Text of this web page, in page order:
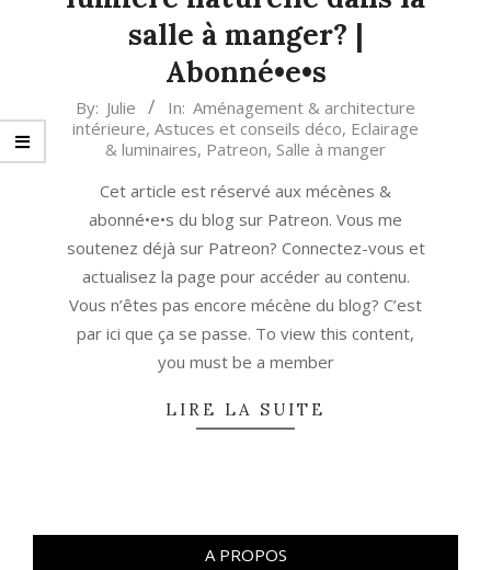
salle à manger? |
Abonné•e•s
2020-
12-
By: Julie In: Aménagement & architecture
intérieure, Astuces et conseils déco, Eclairage
& luminaires, Patreon, Salle à manger
Cet article est réservé aux mécènes &
abonné•e•s du blog sur Patreon. Vous me
soutenez déjà sur Patreon? Connectez-vous et
actualisez la page pour accéder au contenu.
Vous n’êtes pas encore mécène du blog? C’est
par ici que ça se passe. To view this content,
you must be a member
LIRE LA SUITE
A PROPOS